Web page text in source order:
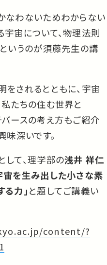
なわないためわからない
宇宙について、物理法則
いうのが須藤先生の講
をされるとともに、宇宙
たちの住む世界と
ースの考え方もご紹介
味深いです。
して、理学部の浅井 祥仁
宙を生み出した小さな素
力」と題してご講義い
content/?